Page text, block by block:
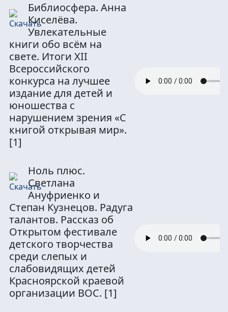
Библиосфера. Анна
Киселёва.
Увлекательные
книги обо всём на
свете. Итоги XII
Всероссийского
конкурса на лучшее
издание для детей и
юношества с
нарушением зрения «С
книгой открывая мир».
[1]
Ноль плюс.
Светлана
Ануфриенко и
Степан Кузнецов. Радуга
талантов. Рассказ об
Открытом фестивале
детского творчества
среди слепых и
слабовидящих детей
Красноярской краевой
организации ВОС. [1]